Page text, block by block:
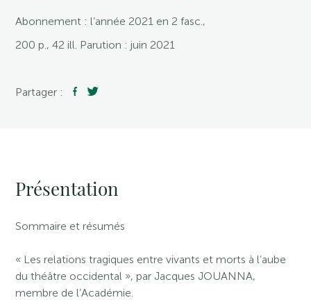
Abonnement : l’année 2021 en 2 fasc.,
200 p., 42 ill. Parution : juin 2021
Partager :
Présentation
Sommaire et résumés
« Les relations tragiques entre vivants et morts à l’aube
du théâtre occidental », par Jacques JOUANNA,
membre de l’Académie.